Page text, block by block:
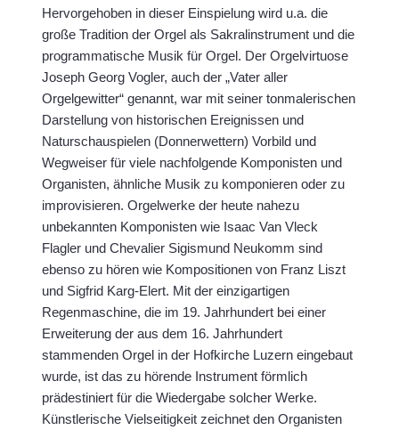
Hervorgehoben in dieser Einspielung wird u.a. die
große Tradition der Orgel als Sakralinstrument und die
programmatische Musik für Orgel. Der Orgelvirtuose
Joseph Georg Vogler, auch der „Vater aller
Orgelgewitter“ genannt, war mit seiner tonmalerischen
Darstellung von historischen Ereignissen und
Naturschauspielen (Donnerwettern) Vorbild und
Wegweiser für viele nachfolgende Komponisten und
Organisten, ähnliche Musik zu komponieren oder zu
improvisieren. Orgelwerke der heute nahezu
unbekannten Komponisten wie Isaac Van Vleck
Flagler und Chevalier Sigismund Neukomm sind
ebenso zu hören wie Kompositionen von Franz Liszt
und Sigfrid Karg-Elert. Mit der einzigartigen
Regenmaschine, die im 19. Jahrhundert bei einer
Erweiterung der aus dem 16. Jahrhundert
stammenden Orgel in der Hofkirche Luzern eingebaut
wurde, ist das zu hörende Instrument förmlich
prädestiniert für die Wiedergabe solcher Werke.
Künstlerische Vielseitigkeit zeichnet den Organisten